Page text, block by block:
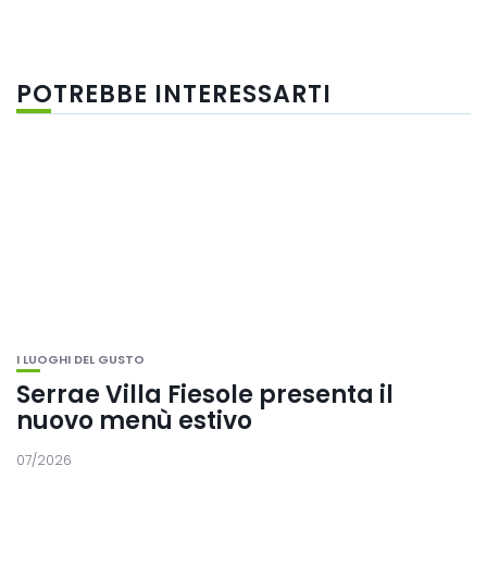
POTREBBE INTERESSARTI
I LUOGHI DEL GUSTO
Serrae Villa Fiesole presenta il
nuovo menù estivo
07/2026